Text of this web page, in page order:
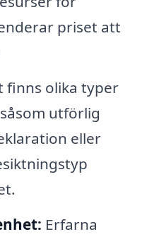
priset att
finns olika typer
utförlig
eller
Erfarna